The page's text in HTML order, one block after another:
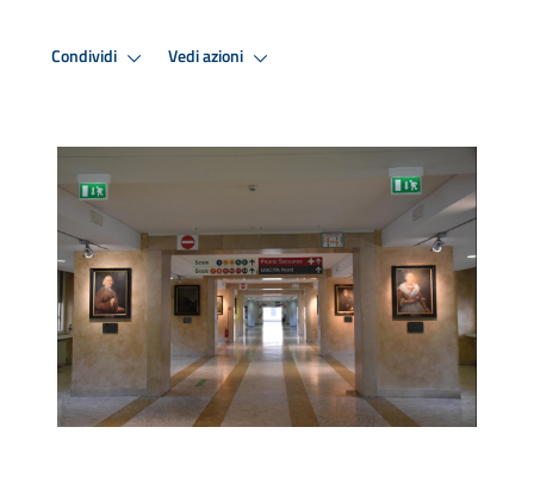
Condividi Vedi azioni